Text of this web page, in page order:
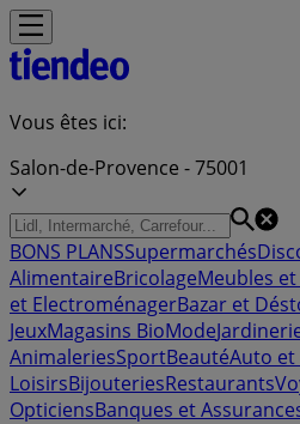
Vous êtes ici:
Salon-de-Provence - 75001
BONS PLANSSupermarchés
AlimentaireBricolageMeubles
et ElectroménagerBazar et
JeuxMagasins BioMode
AnimaleriesSportBeautéAuto
LoisirsBijouteriesRestaurants
OpticiensBanques et